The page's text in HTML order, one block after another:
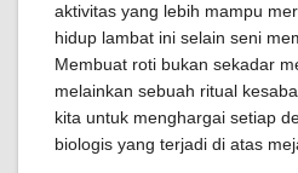
aktivitas yang lebih mampu
hidup lambat ini selain seni
Membuat roti bukan sekadar
melainkan sebuah ritual
kita untuk menghargai setiap
biologis yang terjadi di atas